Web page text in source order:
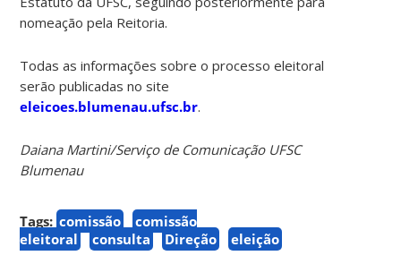
nomeação pela Reitoria.
Todas as informações sobre o processo eleitoral
serão publicadas no site
eleicoes.blumenau.ufsc.br.
Daiana Martini/Serviço de Comunicação UFSC
Blumenau
Tags: comissão
comissão
eleitoral
consulta Direção eleição